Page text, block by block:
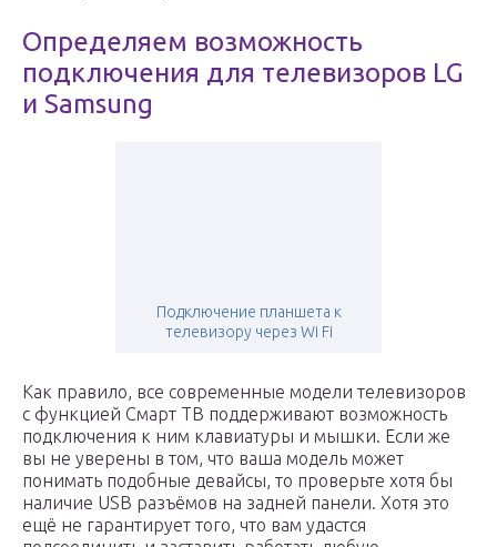
Определяем возможность
подключения для телевизоров LG
и Samsung
Подключение планшета к
телевизору через Wi Fi
Как правило, все современные модели телевизоров
с функцией Смарт ТВ поддерживают возможность
подключения к ним клавиатуры и мышки. Если же
вы не уверены в том, что ваша модель может
понимать подобные девайсы, то проверьте хотя бы
наличие USB разъёмов на задней панели. Хотя это
ещё не гарантирует того, что вам удастся